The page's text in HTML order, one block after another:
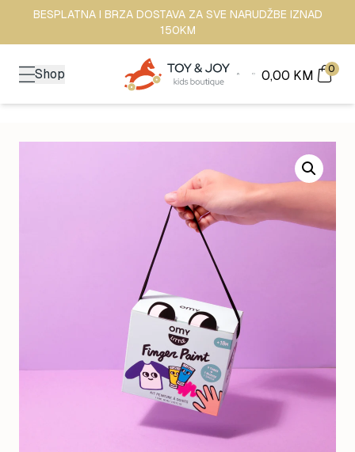
BESPLATNA I BRZA DOSTAVA ZA SVE NARUDŽBE IZNAD
150KM
Shop 0,00 KM 0